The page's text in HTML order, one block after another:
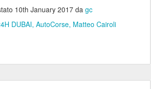
10th January 2017 da gc
DUBAI AutoCorse Matteo Cairoli